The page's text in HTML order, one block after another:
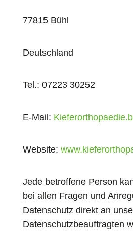
77815 Bühl
Deutschland
Tel.: 07223 30252
E-Mail:
Website:
Jede betroffene Person
bei allen Fragen und
Datenschutz direkt an
Datenschutzbeauftragten